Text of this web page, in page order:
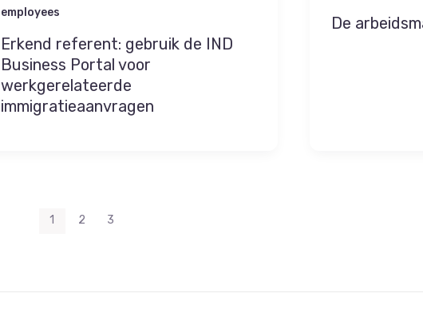
employees
Erkend referent: gebruik de IND
Business Portal voor
werkgerelateerde
immigratieaanvragen
De
1 2 3